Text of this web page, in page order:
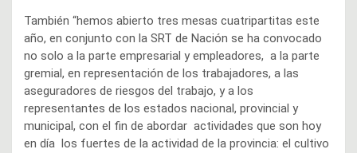
También “hemos abierto tres mesas cuatripartitas este
año, en conjunto con la SRT de Nación se ha convocado
no solo a la parte empresarial y empleadores, a la parte
gremial, en representación de los trabajadores, a las
aseguradores de riesgos del trabajo, y a los
representantes de los estados nacional, provincial y
municipal, con el fin de abordar actividades que son hoy
en día los fuertes de la actividad de la provincia: el cultivo